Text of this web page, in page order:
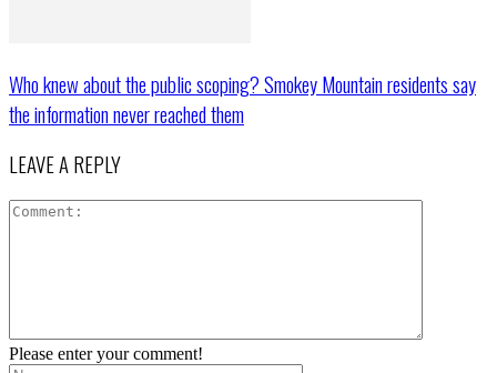
Who knew about the public scoping? Smokey Mountain residents say
the information never reached them
LEAVE A REPLY
Please enter your comment!